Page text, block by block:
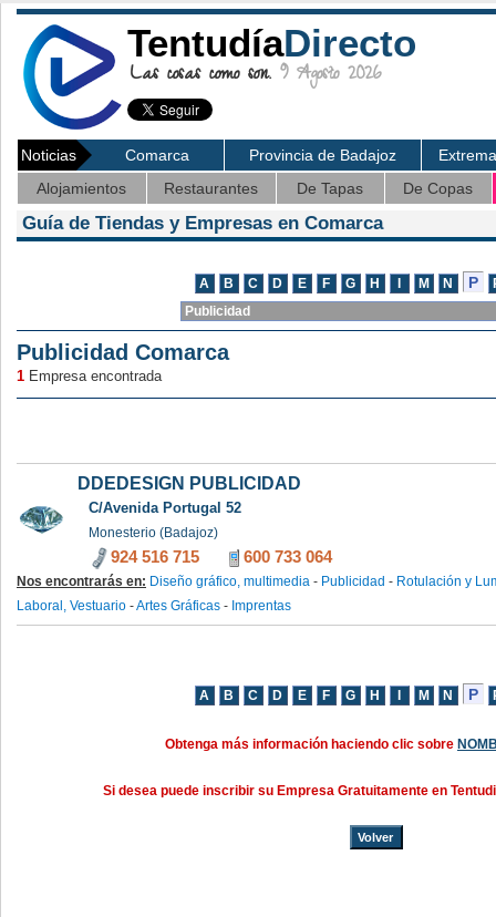
TentudíaDirecto
Las cosas como son. 9 Agosto 2026
Noticias Comarca Provincia de Badajoz
Alojamientos
Restaurantes De Tapas De Copas
Guía de Tiendas y Empresas en Comarca
Publicidad Comarca
1 Empresa encontrada
DDEDESIGN PUBLICIDAD
C/Avenida Portugal 52
Monesterio (Badajoz)
924 516 715 600 733 064
Nos encontrarás en: Diseño gráfico, multimedia - Publicidad - Rotulación y
Laboral, Vestuario -Artes Gráficas - Imprentas
Obtenga más información haciendo clic sobre
Si desea puede inscribir su Empresa Gratuitamente en
Volver